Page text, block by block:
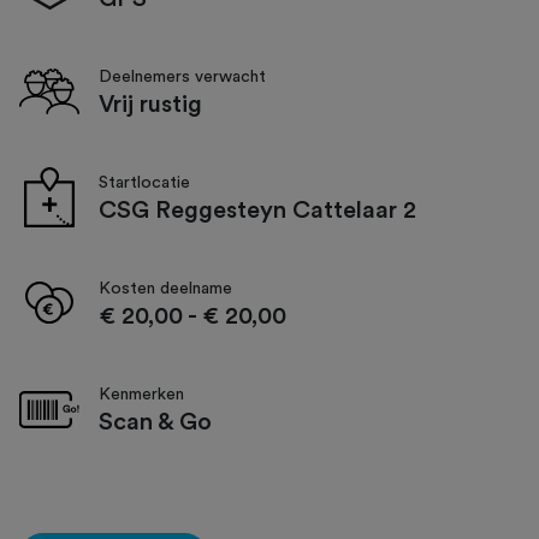
Deelnemers verwacht
Vrij rustig
Startlocatie
CSG Reggesteyn Cattelaar 2
Kosten deelname
€ 20,00 - € 20,00
Kenmerken
Scan & Go